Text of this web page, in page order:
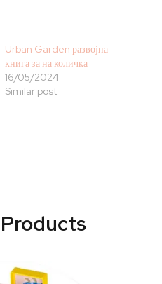
Urban Garden развојна
книга за на количка
16/05/2024
Similar post